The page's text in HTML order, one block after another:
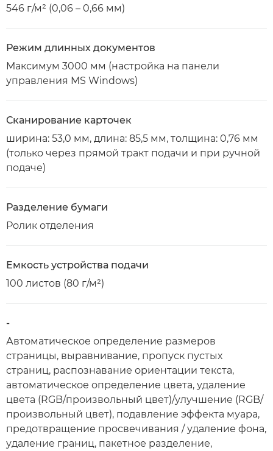
546 г/м² (0,06 – 0,66 мм)
Режим длинных документов
Максимум 3000 мм (настройка на панели
управления MS Windows)
Сканирование карточек
ширина: 53,0 мм, длина: 85,5 мм, толщина: 0,76 мм
(только через прямой тракт подачи и при ручной
подаче)
Разделение бумаги
Ролик отделения
Емкость устройства подачи
100 листов (80 г/м²)
-
Автоматическое определение размеров
страницы, выравнивание, пропуск пустых
страниц, распознавание ориентации текста,
автоматическое определение цвета, удаление
цвета (RGB/произвольный цвет)/улучшение (RGB/
произвольный цвет), подавление эффекта муара,
предотвращение просвечивания / удаление фона,
удаление границ, пакетное разделение,